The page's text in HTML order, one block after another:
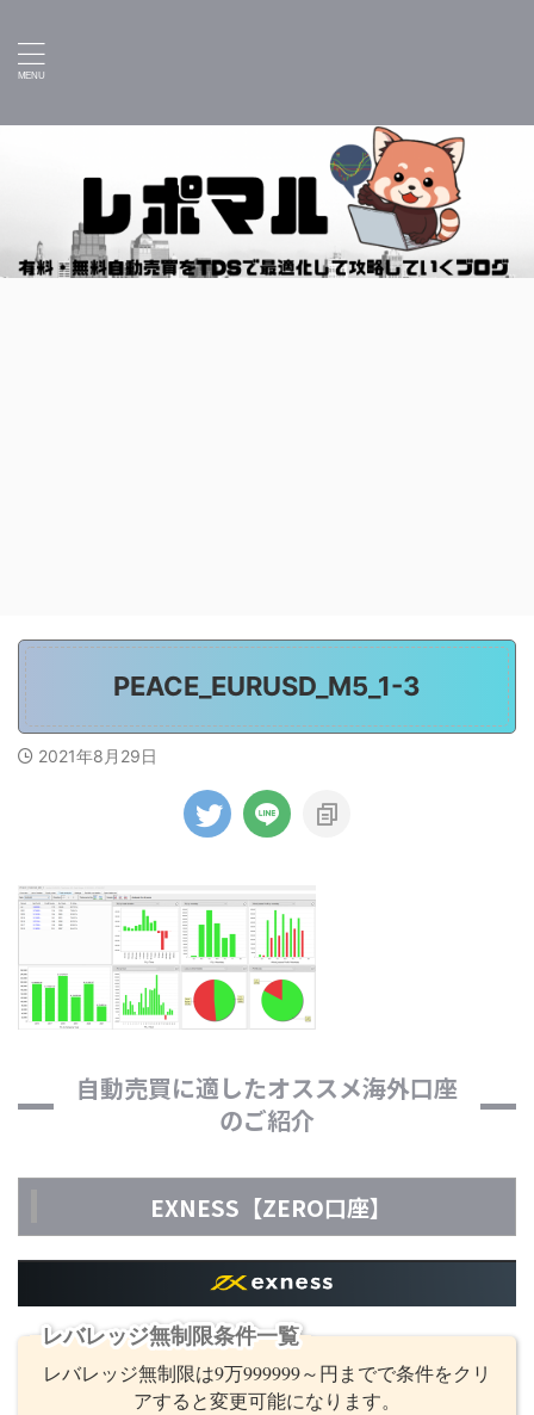
PEACE_EURUSD_M5_1-3
2021年8月29日
自動売買に適したオススメ海外口座
のご紹介
EXNESS【ZERO口座】
レバレッジ無制限条件一覧
レバレッジ無制限は9万999999～円までで条件をクリ
アすると変更可能になります。